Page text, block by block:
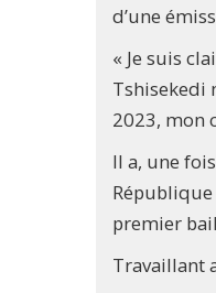
d’une
« Je suis
Tshisekedi
2023, mon
Il a, une
premier
Travaillant